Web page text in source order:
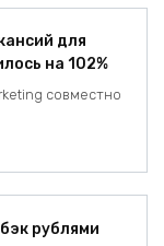
для
на 102%
совместно
рублями